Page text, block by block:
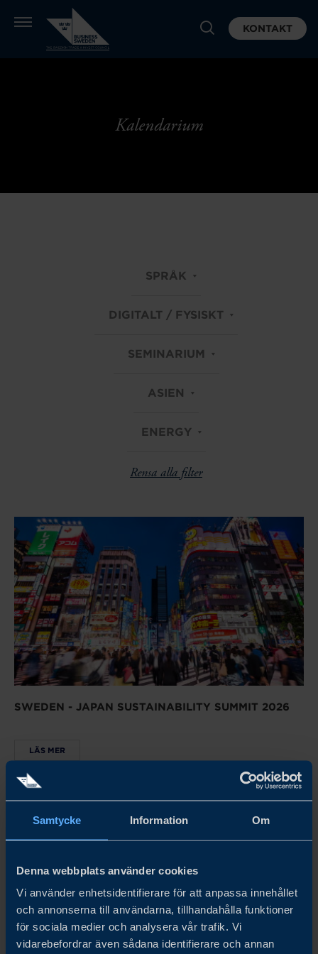
Samtycke Information Om
Denna webbplats använder cookies
Vi använder enhetsidentifierare för att anpassa innehållet
och annonserna till användarna, tillhandahålla funktioner
för sociala medier och analysera vår trafik. Vi
vidarebefordrar även sådana identifierare och annan
KONTAKT
Kalendarium
SPRÅK
DIGITALT / FYSISKT
SEMINARIUM
ASIEN
ENERGY
Rensa alla filter
SWEDEN - JAPAN SUSTAINABILITY SUMMIT 2026
LÄS MER